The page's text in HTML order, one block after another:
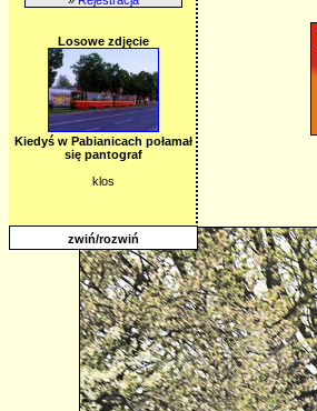
Losowe zdjęcie
Kiedyś w Pabianicach połamał
się pantograf
klos
zwiń/rozwiń